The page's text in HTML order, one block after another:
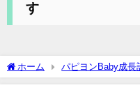
す
ホーム パピヨンBaby成長